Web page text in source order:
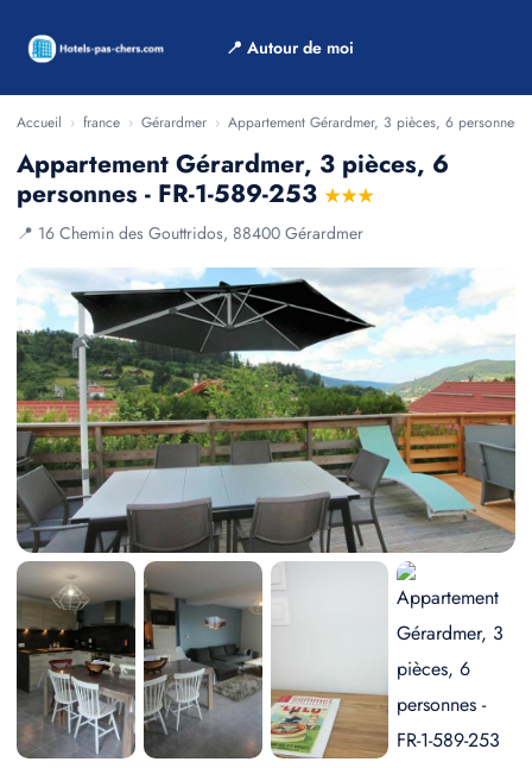
📍 Autour de moi
Accueil › france › Gérardmer › Appartement Gérardmer, 3 pièces, 6 personnes -
Appartement Gérardmer, 3 pièces, 6
personnes - FR-1-589-253 ★★★
📍 16 Chemin des Gouttridos, 88400 Gérardmer